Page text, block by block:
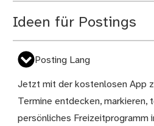
Ideen für Postings
Posting Lang
Jetzt mit der kostenlosen App
Termine entdecken, markieren,
persönliches Freizeitprogramm